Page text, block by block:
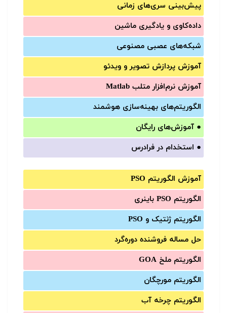
پیش‌‌بینی سری‌‌های زمانی
داده‌کاوی و یادگیری ماشین
شبکه‌های عصبی مصنوعی
آموزش‌ پردازش تصویر و ویدئو
آموزش‌ نرم‌افزار متلب Matlab
الگوریتم‌های بهینه‌سازی هوشمند
● آموزش‌های رایگان
● استخدام در فرادرس
آموزش الگوریتم PSO
الگوریتم PSO باینری
الگوریتم ژنتیک و PSO
حل مساله فروشنده دوره‌گرد
الگوریتم ملخ GOA
الگوریتم مورچگان
الگوریتم چرخه آب